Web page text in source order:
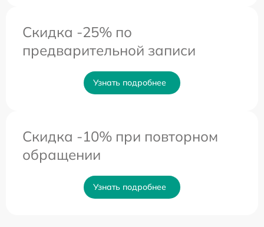
Скидка -25% по
предварительной записи
Узнать подробнее
Скидка -10% при повторном
обращении
Узнать подробнее